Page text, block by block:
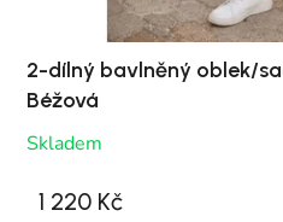
2-dílný bavlněný oblek/
Béžová
Skladem
1 220 Kč